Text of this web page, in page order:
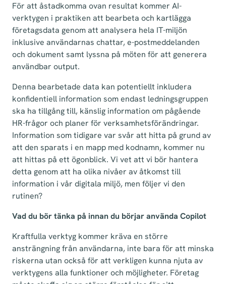
För att åstadkomma ovan resultat kommer AI-
verktygen i praktiken att bearbeta och kartlägga
företagsdata genom att analysera hela IT-miljön
inklusive användarnas chattar, e-postmeddelanden
och dokument samt lyssna på möten för att generera
användbar output.
Denna bearbetade data kan potentiellt inkludera
konfidentiell information som endast ledningsgruppen
ska ha tillgång till, känslig information om pågående
HR-frågor och planer för verksamhetsförändringar.
Information som tidigare var svår att hitta på grund av
att den sparats i en mapp med kodnamn, kommer nu
att hittas på ett ögonblick. Vi vet att vi bör hantera
detta genom att ha olika nivåer av åtkomst till
information i vår digitala miljö, men följer vi den
rutinen?
Vad du bör tänka på innan du börjar använda Copilot
Kraftfulla verktyg kommer kräva en större
ansträngning från användarna, inte bara för att minska
riskerna utan också för att verkligen kunna njuta av
verktygens alla funktioner och möjligheter. Företag